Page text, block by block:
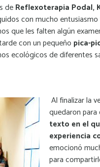
deReflexoterapia Podal,
con mucho
que les falten algún
con un pequeño pica-
ecológicos de diferentes
Al finalizar la
quedaron
texto en el
experiencia
emocionó
para